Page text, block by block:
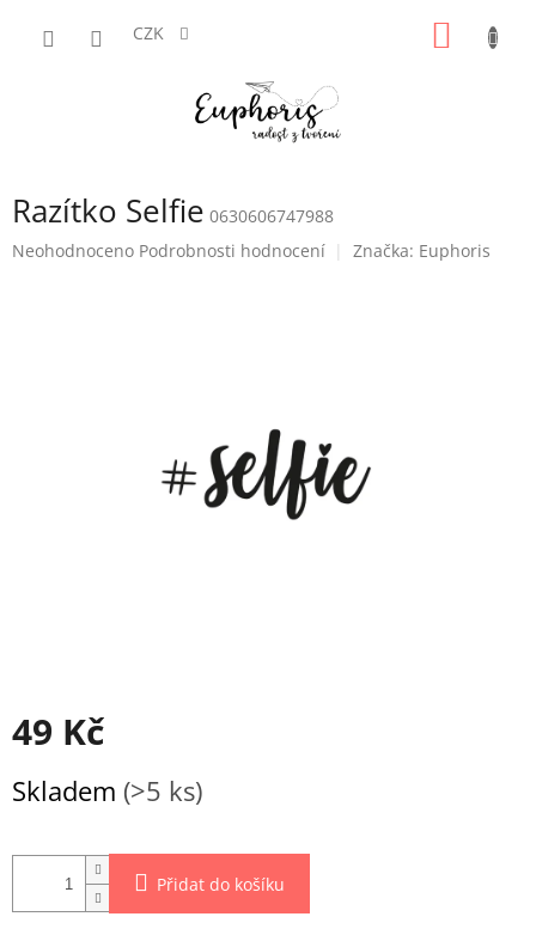
CZK
Razítko Selfie 0630606747988
Průměrné
Neohodnoceno Podrobnosti hodnocení Značka: Euphoris
49 Kč
cena:
Skladem (>5 ks)
Přidat do košíku